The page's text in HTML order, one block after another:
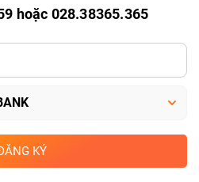
hoặc 028.38365.365
KÝ